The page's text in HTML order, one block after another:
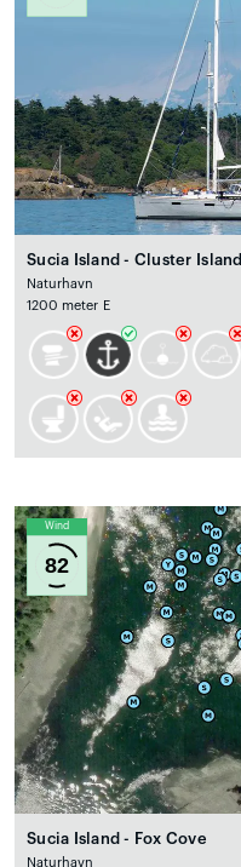
Sucia Island - Cluster Island
Naturhavn
1200 meter E
Wind
82
Sucia Island - Fox Cove
Naturhavn